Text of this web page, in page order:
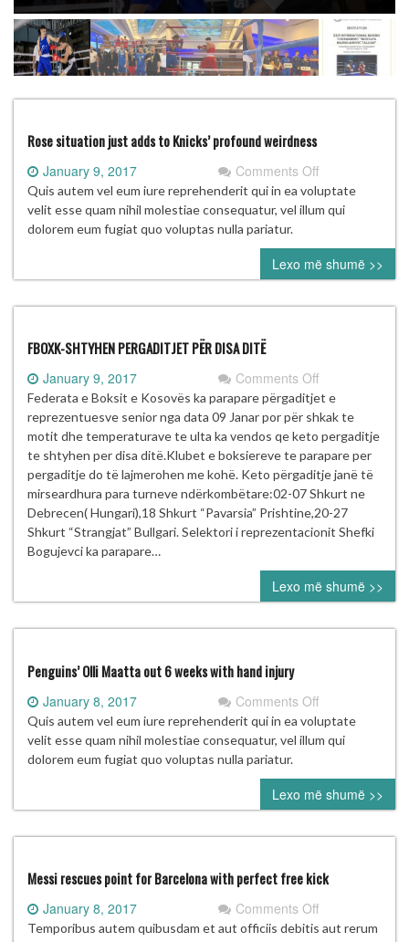
Rose situation just adds to Knicks’ profound weirdness
January 9, 2017 Comments Offon
Rose
situation
adds
to
Knicks’
profound
Quis autem vel eum iure reprehenderit qui in ea voluptate
velit esse quam nihil molestiae consequatur, vel illum qui
dolorem eum fugiat quo voluptas nulla pariatur.
Lexo më shumë >>
FBOXK-SHTYHEN PERGADITJET PËR DISA DITË
January 9, 2017 Comments Offon
FBOXK-
SHTYHEN
PERGADITJET
PËR
DISA
DITË
Federata e Boksit e Kosovës ka parapare përgaditjet e
reprezentuesve senior nga data 09 Janar por për shkak te
motit dhe temperaturave te ulta ka vendos qe keto pergaditje
te shtyhen per disa ditë.Klubet e boksiereve te parapare per
pergaditje do të lajmerohen me kohë. Keto përgaditje janë të
mirseardhura para turneve ndërkombëtare:02-07 Shkurt ne
Debrecen( Hungari),18 Shkurt “Pavarsia” Prishtine,20-27
Shkurt “Strangjat” Bullgari. Selektori i reprezentacionit Shefki
Bogujevci ka parapare…
Lexo më shumë >>
Penguins’ Olli Maatta out 6 weeks with hand injury
January 8, 2017 Comments Offon
Penguins’
Olli
out
6
weeks
with
injury
Quis autem vel eum iure reprehenderit qui in ea voluptate
velit esse quam nihil molestiae consequatur, vel illum qui
dolorem eum fugiat quo voluptas nulla pariatur.
Lexo më shumë >>
Messi rescues point for Barcelona with perfect free kick
January 8, 2017 Comments Offon
Messi
Temporibus autem quibusdam et aut officiis debitis aut rerum